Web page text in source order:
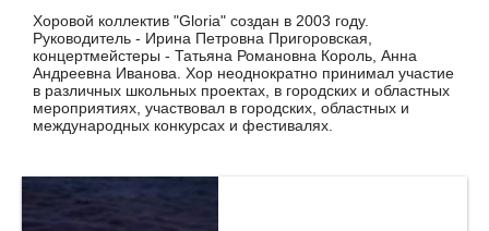
Хоровой коллектив "Gloria" создан в 2003 году.
Руководитель - Ирина Петровна Пригоровская,
концертмейстеры - Татьяна Романовна Король, Анна
Андреевна Иванова. Хор неоднократно принимал участие
в различных школьных проектах, в городских и областных
мероприятиях, участвовал в городских, областных и
международных конкурсах и фестивалях.